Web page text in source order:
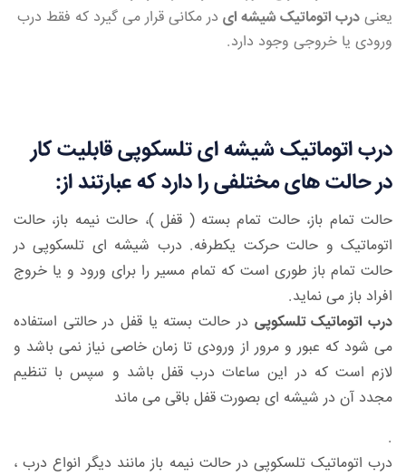
یعنی درب اتوماتیک شیشه ای در مکانی قرار می گیرد که فقط درب
ورودی یا خروجی وجود دارد.
درب اتوماتیک شیشه ای تلسکوپی قابلیت کار
در حالت های مختلفی را دارد که عبارتند از:
حالت تمام باز، حالت تمام بسته ( قفل )، حالت نیمه باز، حالت
اتوماتیک و حالت حرکت یکطرفه. درب شیشه ای تلسکوپی در
حالت تمام باز طوری است که تمام مسیر را برای ورود و یا خروج
افراد باز می نماید.
درب اتوماتیک تلسکوپی در حالت بسته یا قفل در حالتی استفاده
می شود که عبور و مرور از ورودی تا زمان خاصی نیاز نمی باشد و
لازم است که در این ساعات درب قفل باشد و سپس با تنظیم
مجدد آن در شیشه ای بصورت قفل باقی می ماند
.
درب اتوماتیک تلسکوپی در حالت نیمه باز مانند دیگر انواع درب ،